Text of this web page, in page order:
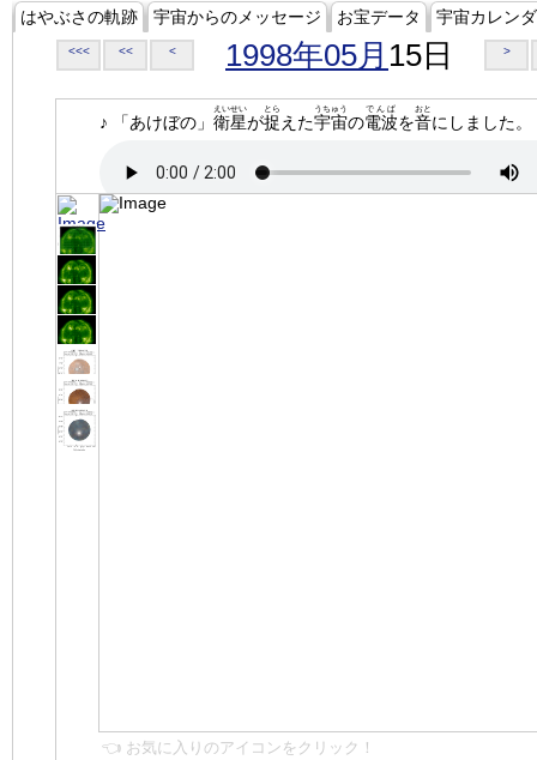
はやぶさの軌跡 宇宙からのメッセージ お宝データ 宇宙カレン
<<< << < 1998年05月 15日 >
♪ 「あけぼの」 衛星
えいせい
が捉
とら
えた宇宙
うちゅう
の電波
でんぱ
を音
おと
にしました。
👈 お気に入りのアイコンをクリック！